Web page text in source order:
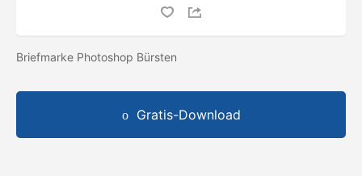
Briefmarke Photoshop Bürsten
Gratis-Download